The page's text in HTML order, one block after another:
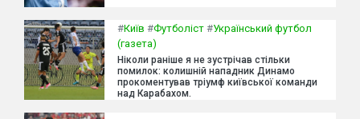
#Київ #Футболіст #Український футбол
(газета)
Ніколи раніше я не зустрічав стільки
помилок: колишній нападник Динамо
прокоментував тріумф київської команди
над Карабахом.